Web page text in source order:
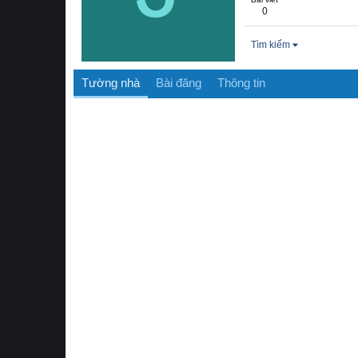
0
Tìm kiếm
Tường nhà Bài đăng Thông tin